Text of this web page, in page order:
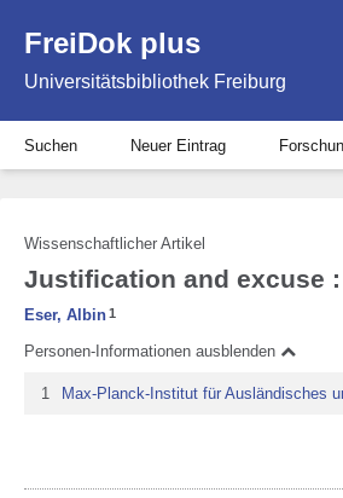
FreiDok plus
Universitätsbibliothek Freiburg
Suchen Neuer Eintrag
Wissenschaftlicher Artikel
Justification and excuse
Eser, Albin1
Personen-Informationen ausblenden
1 Max-Planck-Institut für Ausländisches